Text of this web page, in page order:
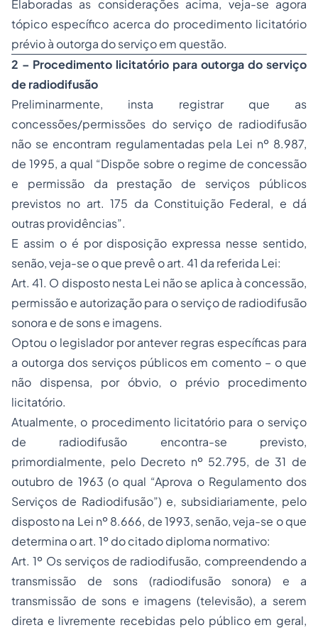
Elaboradas as considerações acima, veja-se agora
tópico específico acerca do procedimento licitatório
prévio à outorga do serviço em questão.
2 – Procedimento licitatório para outorga do serviço
de radiodifusão
Preliminarmente, insta registrar que as
concessões/permissões do serviço de radiodifusão
não se encontram regulamentadas pela Lei nº 8.987,
de 1995, a qual “Dispõe sobre o regime de concessão
e permissão da prestação de serviços públicos
previstos no art. 175 da Constituição Federal, e dá
outras providências”.
E assim o é por disposição expressa nesse sentido,
senão, veja-se o que prevê o art. 41 da referida Lei:
Art. 41. O disposto nesta Lei não se aplica à concessão,
permissão e autorização para o serviço de radiodifusão
sonora e de sons e imagens.
Optou o legislador por antever regras específicas para
a outorga dos serviços públicos em comento – o que
não dispensa, por óbvio, o prévio procedimento
licitatório.
Atualmente, o procedimento licitatório para o serviço
de radiodifusão encontra-se previsto,
primordialmente, pelo Decreto nº 52.795, de 31 de
outubro de 1963 (o qual “Aprova o Regulamento dos
Serviços de Radiodifusão”) e, subsidiariamente, pelo
disposto na Lei nº 8.666, de 1993, senão, veja-se o que
determina o art. 1º do citado diploma normativo:
Art. 1º Os serviços de radiodifusão, compreendendo a
transmissão de sons (radiodifusão sonora) e a
transmissão de sons e imagens (televisão), a serem
direta e livremente recebidas pelo público em geral,